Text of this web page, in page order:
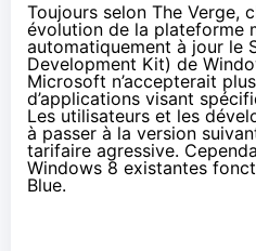
Toujours selon The Verge,
évolution de la plateforme
automatiquement à jour le
Development Kit) de
Microsoft n’accepterait
d’applications visant
Les utilisateurs et les
à passer à la version
tarifaire agressive.
Windows 8 existantes
Blue.